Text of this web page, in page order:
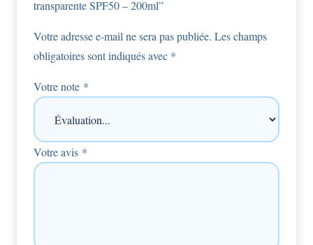
transparente SPF50 – 200ml”
Votre adresse e-mail ne sera pas publiée. Les champs
obligatoires sont indiqués avec *
Votre note *
Votre avis *